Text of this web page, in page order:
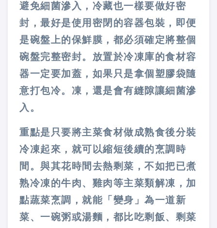
避免細菌滲入，冷藏也一樣要做好密
封，最好是使用密閉的容器包裝，即便
是碗盤上的保鮮膜，都必須確定將整個
碗盤完整密封。放置於冷凍庫的食材容
器一定要加蓋，如果只是拿個塑膠袋隨
意打包冷。凍，還是會有縫隙讓細菌滲
入。
重點是只要將主菜食材做成熟食後分裝
冷凍起來，就可以縮短後續的烹調時
間。與其花時間去熱剩菜，不如把已煮
熟冷凍的牛肉、雞肉等主菜類解凍，加
點蔬菜烹調，就能「變身」為一道新
菜、一碗粥或湯麵，都比吃剩飯、剩菜